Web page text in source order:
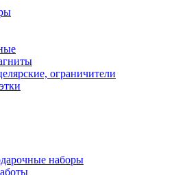
ограничители
наборы